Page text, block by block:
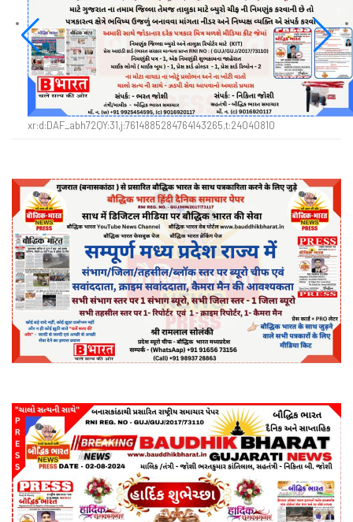
xr:d:DAF_abh72QY:31,j:7614885284764143265,t:24040810